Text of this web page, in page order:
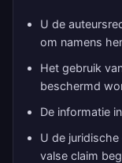
U de
om namens
Het gebruik
beschermd
De informatie
U de
valse claim